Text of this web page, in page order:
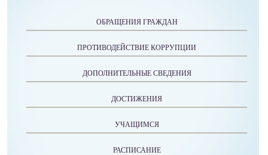
ОБРАЩЕНИЯ ГРАЖДАН
ПРОТИВОДЕЙСТВИЕ КОРРУПЦИИ
ДОПОЛНИТЕЛЬНЫЕ СВЕДЕНИЯ
ДОСТИЖЕНИЯ
УЧАЩИМСЯ
РАСПИСАНИЕ